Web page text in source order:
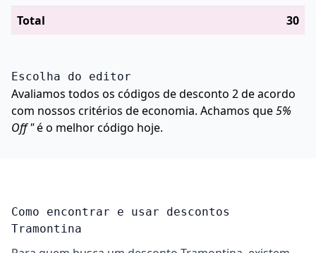
Total
30
Escolha do editor
Avaliamos todos os códigos de desconto 2 de acordo
com nossos critérios de economia. Achamos que5%
Off "é o melhor código hoje.
Como encontrar e usar descontos
Tramontina